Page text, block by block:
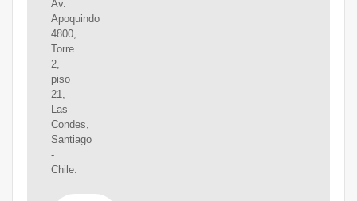
Av.
Apoquindo
4800,
Torre
2,
piso
21,
Las
Condes,
Santiago
-
Chile.